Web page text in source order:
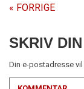
« FORRIGE
SKRIV
Din e-postadresse